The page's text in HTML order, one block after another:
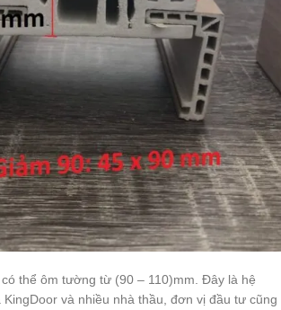
thể ôm tường từ (90 – 110)mm. Đây là hệ
KingDoor và nhiều nhà thầu, đơn vị đầu tư cũng